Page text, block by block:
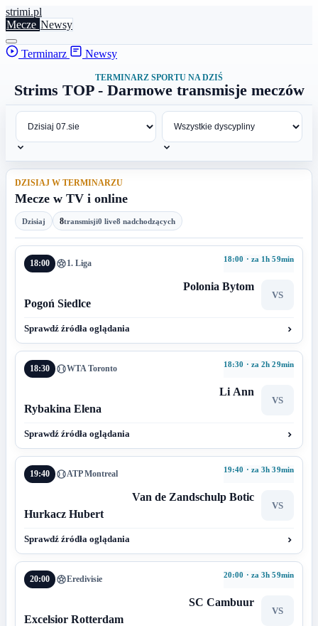
strimi.pl
Mecze Newsy
Terminarz Newsy
TERMINARZ SPORTU NA DZIŚ
Strims TOP - Darmowe transmisje meczów
DZISIAJ W TERMINARZU
Mecze w TV i online
Dzisiaj 8transmisji0 live8 nadchodzących
18:00 1. Liga 18:00 · za 1h 59min
Polonia Bytom
VS
Pogoń Siedlce
Sprawdź źródła oglądania
18:30 WTA Toronto 18:30 · za 2h 29min
Li Ann
VS
Rybakina Elena
Sprawdź źródła oglądania
19:40 ATP Montreal 19:40 · za 3h 39min
Van de Zandschulp Botic
VS
Hurkacz Hubert
Sprawdź źródła oglądania
20:00 Eredivisie 20:00 · za 3h 59min
SC Cambuur
VS
Excelsior Rotterdam